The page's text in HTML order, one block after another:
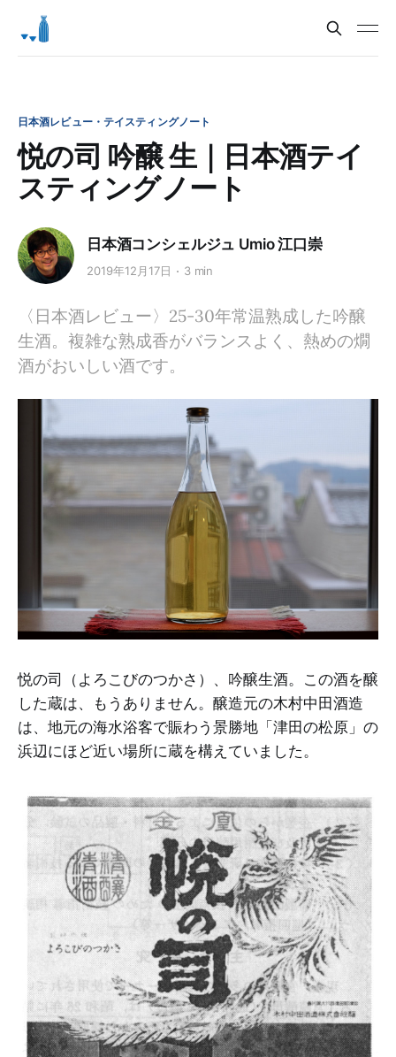
日本酒レビュー・テイスティングノート
悦の司 吟醸 生｜日本酒テイ
スティングノート
日本酒コンシェルジュ Umio 江口崇
2019年12月17日 3 min
〈日本酒レビュー〉25-30年常温熟成した吟醸
生酒。複雑な熟成香がバランスよく、熱めの燗
酒がおいしい酒です。
悦の司（よろこびのつかさ）、吟醸生酒。この酒を醸
した蔵は、もうありません。醸造元の木村中田酒造
は、地元の海水浴客で賑わう景勝地「津田の松原」の
浜辺にほど近い場所に蔵を構えていました。